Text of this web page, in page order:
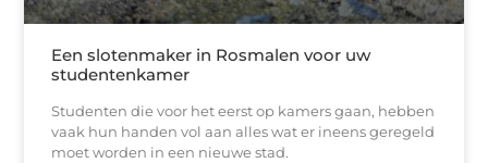
Een slotenmaker in Rosmalen voor uw
studentenkamer
Studenten die voor het eerst op kamers gaan, hebben
vaak hun handen vol aan alles wat er ineens geregeld
moet worden in een nieuwe stad.